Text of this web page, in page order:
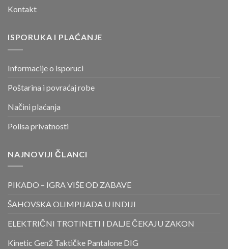
Kontakt
ISPORUKA I PLAĆANJE
Informacije o isporuci
Poštarina i povraćaj robe
Načini plaćanja
Polisa privatnosti
NAJNOVIJI ČLANCI
PIKADO – IGRA VIŠE OD ZABAVE
ŠAHOVSKA OLIMPIJADA U INDIJI
ELEKTRIČNI TROTINETI I DALJE ČEKAJU ZAKON
Kinetic Gen2 Taktičke Pantalone DIG